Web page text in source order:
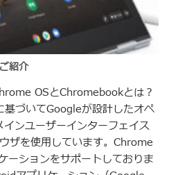
紹介
OSとChromebookとは？
づいてGoogleが設計したオペ
ンユーザーインターフェイス
ザを使用しています。Chrome
ーションをサポートしておりま